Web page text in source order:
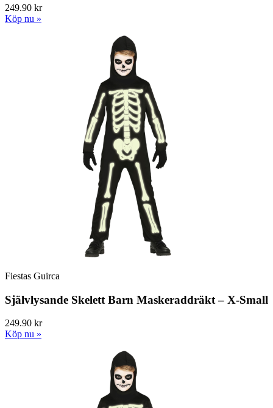
249.90 kr
Köp nu »
Fiestas Guirca
Självlysande Skelett Barn Maskeraddräkt – X-Small
249.90 kr
Köp nu »